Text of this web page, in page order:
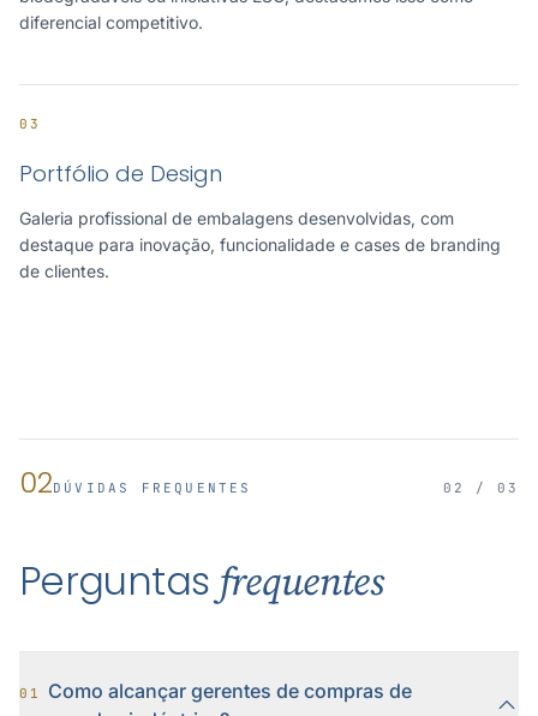
diferencial competitivo.
03
Portfólio de Design
Galeria profissional de embalagens desenvolvidas, com
destaque para inovação, funcionalidade e cases de branding
de clientes.
02DÚVIDAS FREQUENTES 02 / 03
Perguntas frequentes
01
Como alcançar gerentes de compras de